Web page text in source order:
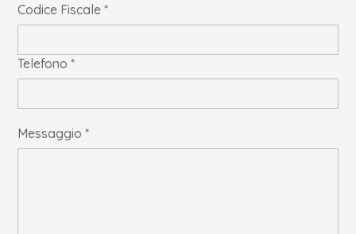
Codice Fiscale *
Telefono *
Messaggio *